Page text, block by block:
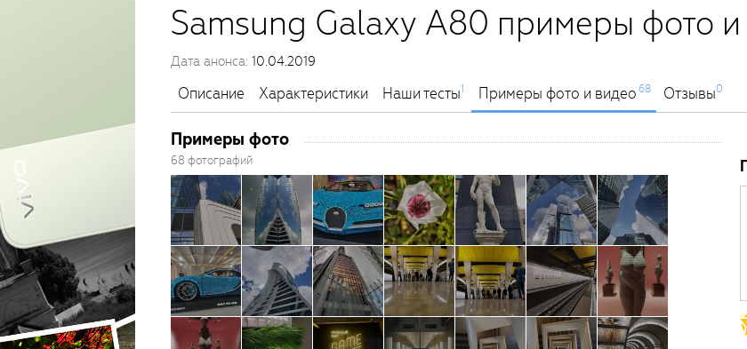
Samsung Galaxy A80 примеры фото
Дата анонса: 10.04.2019
Описание Характеристики Наши тесты1 Примеры фото и видео68 Отзывы0
Примеры фото
68 фотографий